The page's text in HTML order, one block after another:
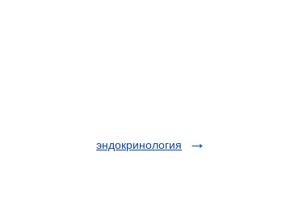
эндокринология